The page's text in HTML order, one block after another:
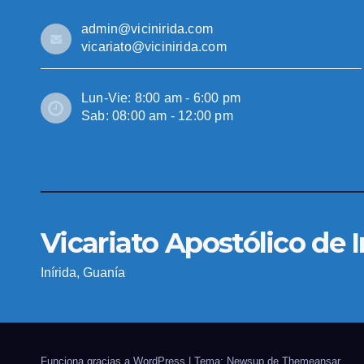
admin@vicinirida.com
vicariato@vicinirida.com
Lun-Vie: 8:00 am - 6:00 pm
Sab: 08:00 am - 12:00 pm
Vicariato Apostólico de
Inírida, Guanía
Funciona gracias a WordPress Tema: Newsup de Themeansar